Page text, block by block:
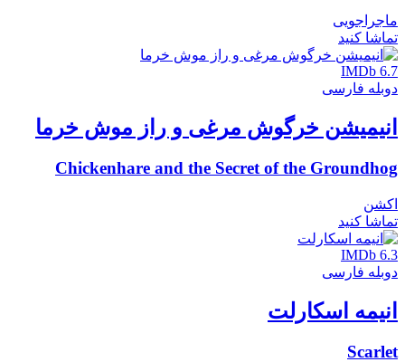
ماجراجویی
تماشا کنید
IMDb 6.7
دوبله فارسی
انیمیشن خرگوش مرغی و راز موش خرما
Chickenhare and the Secret of the Groundhog
اکشن
تماشا کنید
IMDb 6.3
دوبله فارسی
انیمه اسکارلت
Scarlet